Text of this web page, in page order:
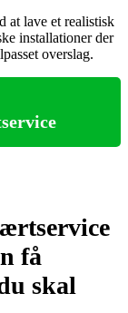
at lave et realistisk
installationer der
overslag.
få
skal